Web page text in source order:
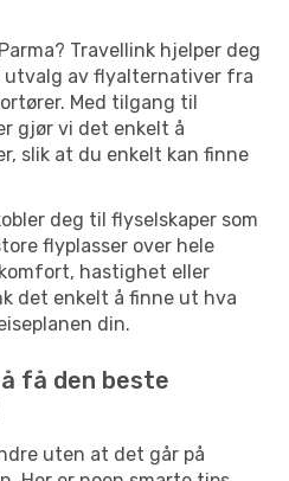
Travellink hjelper deg
av flyalternativer fra
Med tilgang til
gjør vi det enkelt å
slik at du enkelt kan finne
deg til flyselskaper som
flyplasser over hele
hastighet eller
det enkelt å finne ut hva
din.
få den beste
uten at det går på